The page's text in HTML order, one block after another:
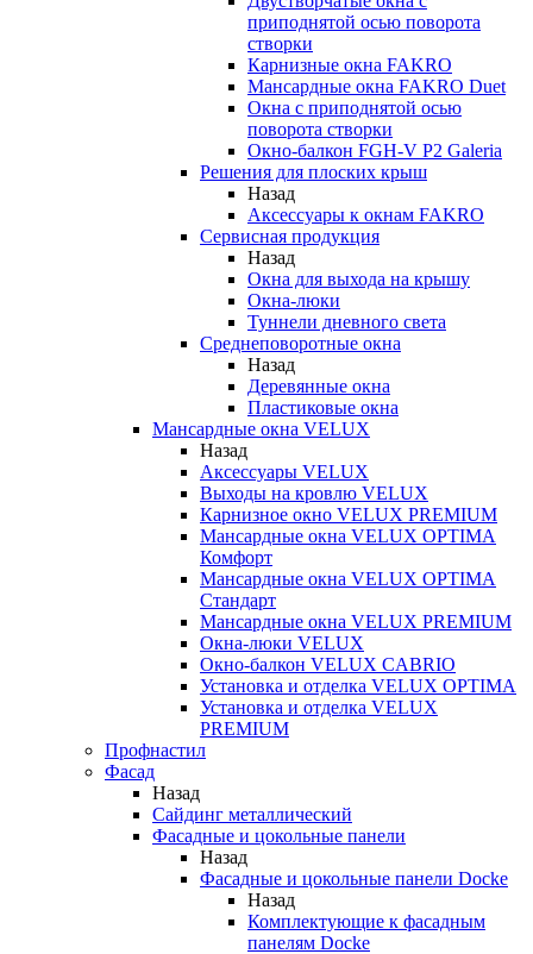
приподнятой осью поворота
створки
Карнизные окна FAKRO
Мансардные окна FAKRO Duet
Окна с приподнятой осью
поворота створки
Окно-балкон FGH-V P2 Galeria
Решения для плоских крыш
Назад
Аксессуары к окнам FAKRO
Сервисная продукция
Назад
Окна для выхода на крышу
Окна-люки
Туннели дневного света
Среднеповоротные окна
Назад
Деревянные окна
Пластиковые окна
Мансардные окна VELUX
Назад
Аксессуары VELUX
Выходы на кровлю VELUX
Карнизное окно VELUX PREMIUM
Мансардные окна VELUX OPTIMA
Комфорт
Мансардные окна VELUX OPTIMA
Стандарт
Мансардные окна VELUX PREMIUM
Окна-люки VELUX
Окно-балкон VELUX CABRIO
Установка и отделка VELUX OPTIMA
Установка и отделка VELUX
PREMIUM
Профнастил
Фасад
Назад
Сайдинг металлический
Фасадные и цокольные панели
Назад
Фасадные и цокольные панели Docke
Назад
Комплектующие к фасадным
панелям Docke